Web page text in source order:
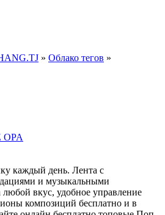
» Облако тегов »
каждый день. Лента с
и музыкальными
вкус, удобное управление
композиций бесплатно и в